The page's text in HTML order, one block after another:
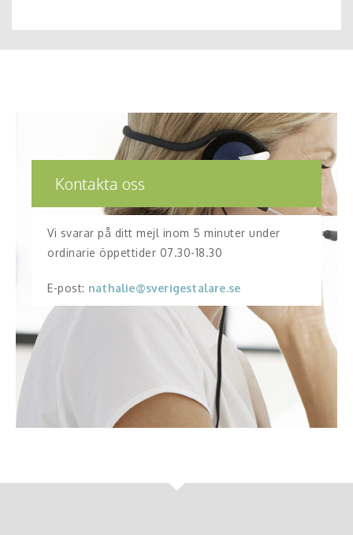
Kontakta oss
Vi svarar på ditt mejl inom 5 minuter under
ordinarie öppettider 07.30-18.30
E-post: nathalie@sverigestalare.se